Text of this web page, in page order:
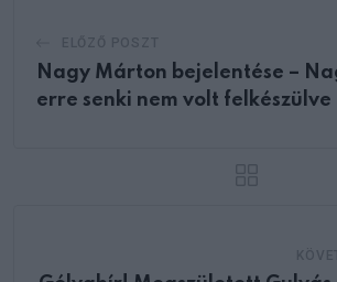
Nagy Márton bejelentése –
erre senki nem volt felkészülve